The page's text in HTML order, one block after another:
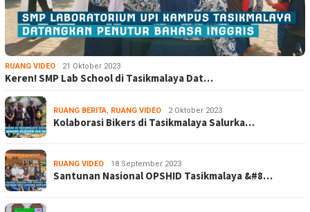
RUANG VIDEO 21 Oktober 2023
Keren! SMP Lab School di Tasikmalaya Dat…
RUANG BERITA, RUANG VIDEO 2 Oktober 2023
Kolaborasi Bikers di Tasikmalaya Salurka…
RUANG VIDEO 18 September 2023
Santunan Nasional OPSHID Tasikmalaya &#8…